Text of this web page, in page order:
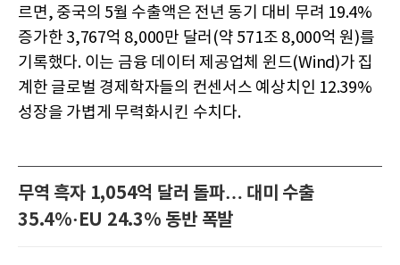
르면, 중국의 5월 수출액은 전년 동기 대비 무려 19.4%
증가한 3,767억 8,000만 달러(약 571조 8,000억 원)를
기록했다. 이는 금융 데이터 제공업체 윈드(Wind)가 집
계한 글로벌 경제학자들의 컨센서스 예상치인 12.39%
성장을 가볍게 무력화시킨 수치다.
무역 흑자 1,054억 달러 돌파… 대미 수출
35.4%·EU 24.3% 동반 폭발